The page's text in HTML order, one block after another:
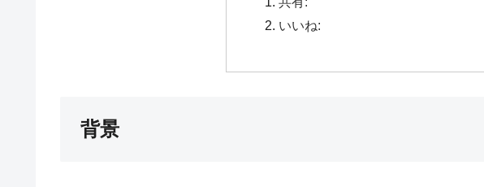
いいね:
背景